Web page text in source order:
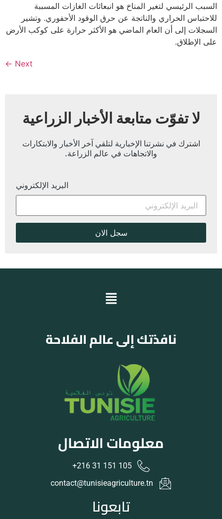
السبب الرئيسي لتغير المناخ هو انبعاثات الغازات المسببة
للاحتباس الحراري والناتجة عن حرق الوقود الأحفوري. وتشير
السجلات إلى أن العام الماضي هو الأكثر حرارة على كوكب الأرض
على الإطلاق.
Next
←
لا تفوّت متابعة الأخبار الزراعية
اشترك في نشرتنا الإخبارية لتلقي آخر الأخبار والابتكارات
والاتجاهات في عالم الزراعة.
البريد الإلكتروني
نافذتك إلى عالم الفلاحة
معلومات الاتصال
105 151 31 216+
contact@tunisieagriculture.tn
تابعونا